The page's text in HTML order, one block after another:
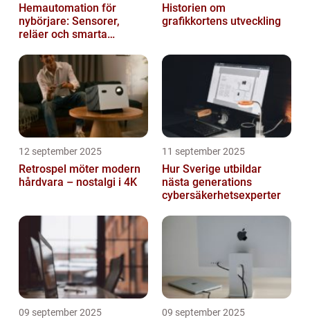
Hemautomation för
nybörjare: Sensorer,
reläer och smarta
Historien om
grafikkortens utveckling
12 september 2025
Retrospel möter modern
hårdvara – nostalgi i 4K
11 september 2025
Hur Sverige utbildar
nästa generations
cybersäkerhetsexperter
09 september 2025 09 september 2025